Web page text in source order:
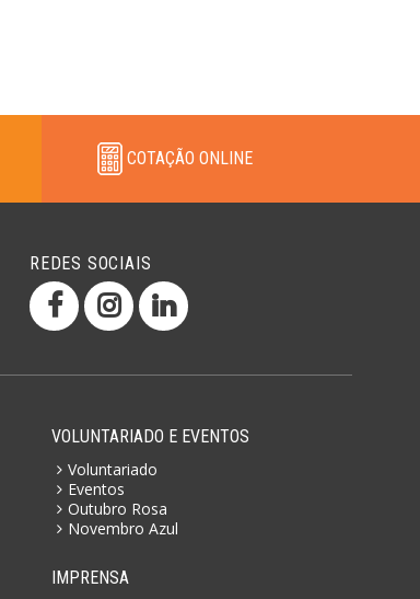
COTAÇÃO ONLINE
REDES SOCIAIS
VOLUNTARIADO E EVENTOS
Voluntariado
Eventos
Outubro Rosa
Novembro Azul
IMPRENSA